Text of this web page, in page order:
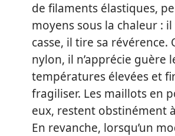
de filaments élastiques,
moyens sous la chaleur :
casse, il tire sa révérence.
nylon, il n’apprécie guère
températures élevées et
fragiliser. Les maillots en
eux, restent obstinément
En revanche, lorsqu’un